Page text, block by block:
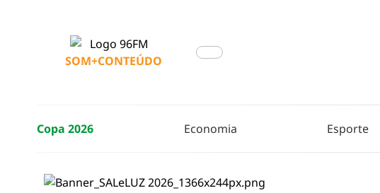
SOM+CONTEÚDO
Copa 2026 Economia Esporte